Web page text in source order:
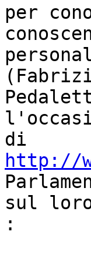
per
http://
sul
: